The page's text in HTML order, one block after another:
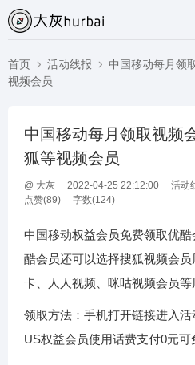
首页 活动线报
中国移动每月领
视频会员
中国移动每月领取视频
狐等视频会员
@ 大灰 2022-04-25 22:12:00 活动
点赞(89) 字数(124)
中国移动权益会员免费领取优
酷会员还可以选择搜狐视频会
卡、人人视频、咪咕视频会员等
领取方法：手机打开链接进入
US权益会员使用话费支付0元可